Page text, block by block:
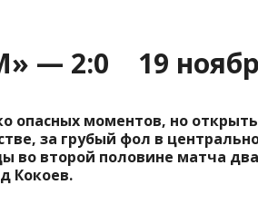
— 2:0 19
опасных моментов, но
за грубый фол в
во второй половине матча
Кокоев.